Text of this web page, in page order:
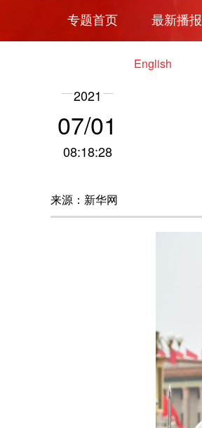
专题首页 最新播报
English
2021
07/01
08:18:28
来源：新华网